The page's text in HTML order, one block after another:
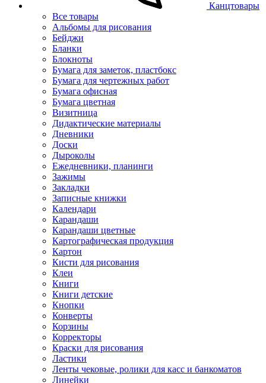
Канцтовары
Все товары
Альбомы для рисования
Бейджи
Бланки
Блокноты
Бумага для заметок, пластбокс
Бумага для чертежных работ
Бумага офисная
Бумага цветная
Визитница
Дидактические материалы
Дневники
Доски
Дыроколы
Ежедневники, планинги
Зажимы
Закладки
Записные книжки
Календари
Карандаши
Карандаши цветные
Картографическая продукция
Картон
Кисти для рисования
Клеи
Книги
Книги детские
Кнопки
Конверты
Корзины
Корректоры
Краски для рисования
Ластики
Ленты чековые, ролики для касс и банкоматов
Линейки